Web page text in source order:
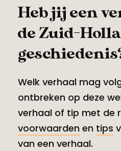
Heb jij een
de Zuid-
Welk verhaal mag
ontbreken op deze
verhaal of tip met de
voorwaarden en tips
van een verhaal.